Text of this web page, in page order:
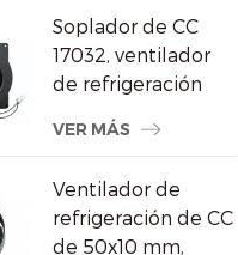
Soplador de CC
17032, ventilador
de refrigeración
con alta presión
VER MÁS
Ventilador de
refrigeración de CC
de 50x10 mm,